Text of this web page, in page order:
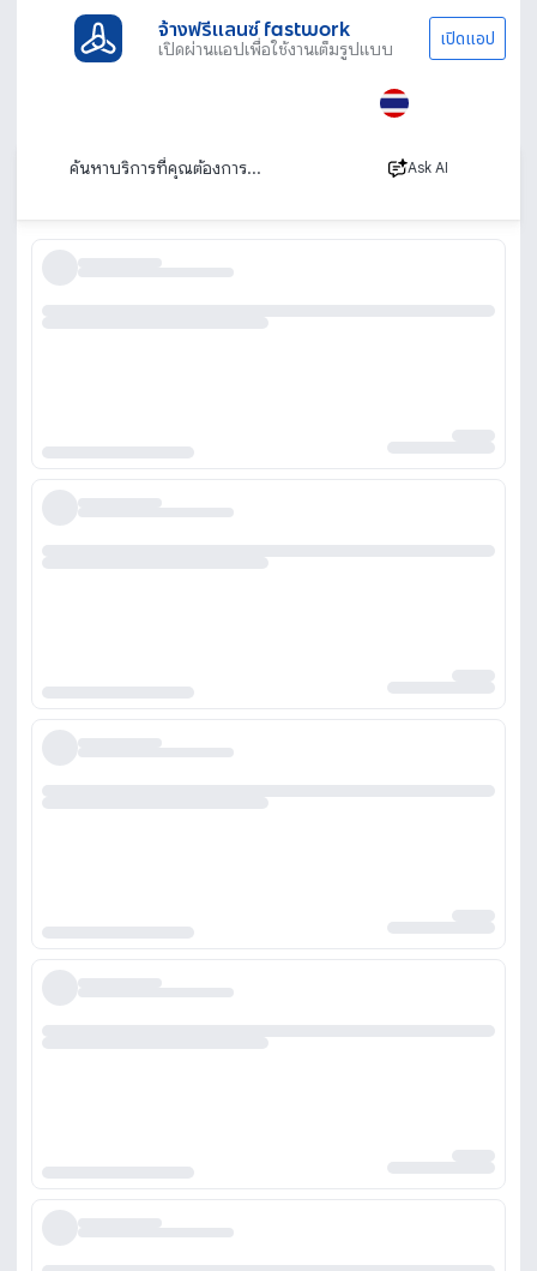
จ้างฟรีแลนซ์ fastwork
เปิดผ่านแอปเพื่อใช้งานเต็มรูปแบบ เปิดแอป
Ask AI
เช่ารถตู้อุดรธานี พร้อมคนขับและขับเอง
เรียงตาม